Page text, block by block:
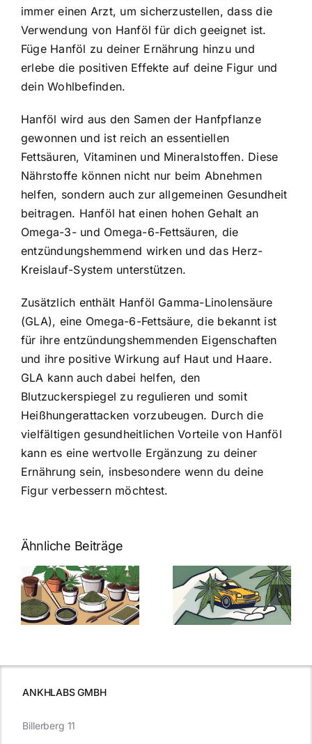
immer einen Arzt, um sicherzustellen, dass die
Verwendung von Hanföl für dich geeignet ist.
Füge Hanföl zu deiner Ernährung hinzu und
erlebe die positiven Effekte auf deine Figur und
dein Wohlbefinden.
Hanföl wird aus den Samen der Hanfpflanze
gewonnen und ist reich an essentiellen
Fettsäuren, Vitaminen und Mineralstoffen. Diese
Nährstoffe können nicht nur beim Abnehmen
helfen, sondern auch zur allgemeinen Gesundheit
beitragen. Hanföl hat einen hohen Gehalt an
Omega-3- und Omega-6-Fettsäuren, die
entzündungshemmend wirken und das Herz-
Kreislauf-System unterstützen.
Zusätzlich enthält Hanföl Gamma-Linolensäure
(GLA), eine Omega-6-Fettsäure, die bekannt ist
für ihre entzündungshemmenden Eigenschaften
und ihre positive Wirkung auf Haut und Haare.
GLA kann auch dabei helfen, den
Blutzuckerspiegel zu regulieren und somit
Heißhungerattacken vorzubeugen. Durch die
vielfältigen gesundheitlichen Vorteile von Hanföl
kann es eine wertvolle Ergänzung zu deiner
Ernährung sein, insbesondere wenn du deine
Figur verbessern möchtest.
Ähnliche Beiträge
Neue THC-
Grenzwert-
Regelung:
Was Sie über
Cannabis und
müssen
Cannabis
Samen
kaufen: Alles
was Sie
ANKHLABS GMBH
Billerberg 11